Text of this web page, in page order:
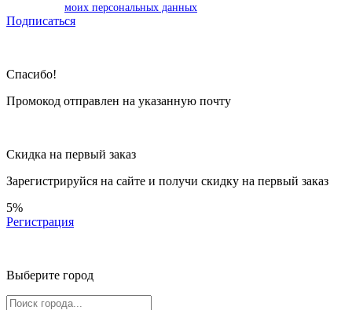
моих персональных данных
Подписаться
Спасибо!
Промокод отправлен на указанную почту
Скидка на первый заказ
Зарегистрируйся на сайте и получи скидку на первый заказ
5%
Регистрация
Выберите город